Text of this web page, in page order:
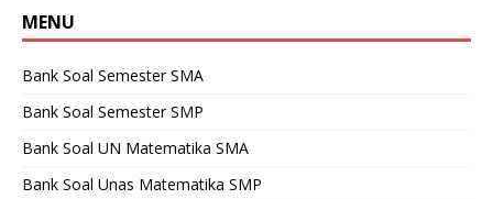
MENU
Bank Soal Semester SMA
Bank Soal Semester SMP
Bank Soal UN Matematika SMA
Bank Soal Unas Matematika SMP